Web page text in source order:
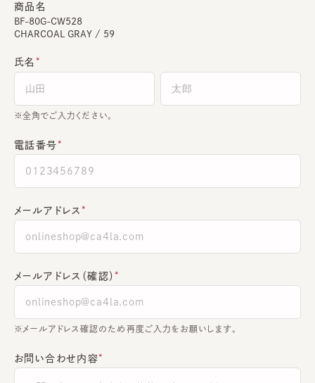
商品名
BF-80G-CW528
CHARCOAL GRAY / 59
氏名
全角でご入力ください。
電話番号
メールアドレス
メールアドレス（確認）
※メールアドレス確認のため再度ご入力をお願いします。
お問い合わせ内容